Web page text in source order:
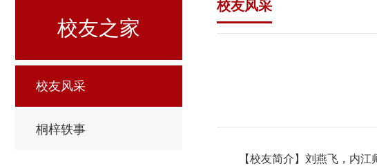
校友之家
校友风采
桐梓轶事
校友风采
【校友简介】刘燕飞，内